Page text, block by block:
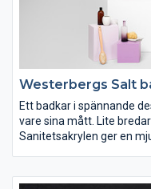
Westerbergs Salt
Ett badkar i spännande
vare sina mått. Lite
Sanitetsakrylen ger en